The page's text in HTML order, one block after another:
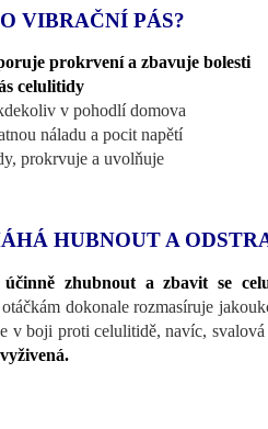
VIBRAČNÍ PÁS?
prokrvení a zbavuje bolesti
celulitidy
v pohodlí domova
náladu a pocit napětí
prokrvuje a uvolňuje
HUBNOUT A
účinně zhubnout a zbavit se
dokonale rozmasíruje
v boji proti celulitidě, navíc,